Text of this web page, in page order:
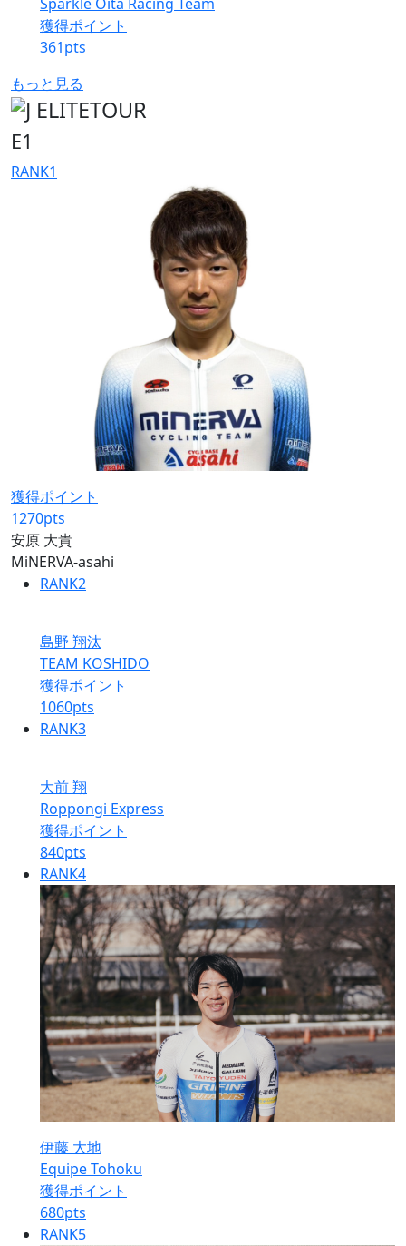
獲得ポイント
361pts
もっと見る
E1
RANK1
獲得ポイント
1270pts
安原 大貴
MiNERVA-asahi
RANK2
島野 翔汰
TEAM KOSHIDO
獲得ポイント
1060pts
RANK3
大前 翔
Roppongi Express
獲得ポイント
840pts
RANK4
伊藤 大地
Equipe Tohoku
獲得ポイント
680pts
RANK5